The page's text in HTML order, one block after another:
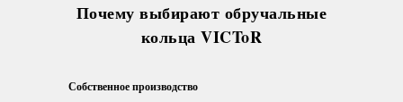
Собственное производство
Почему выбирают обручальные
кольца VICToR